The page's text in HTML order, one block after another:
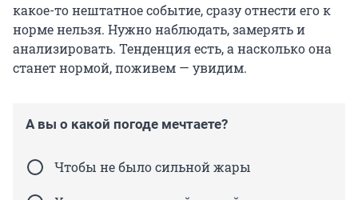
какое-то нештатное событие, сразу отнести его к
норме нельзя. Нужно наблюдать, замерять и
анализировать. Тенденция есть, а насколько она
станет нормой, поживем — увидим.
А вы о какой погоде мечтаете?
Чтобы не было сильной жары